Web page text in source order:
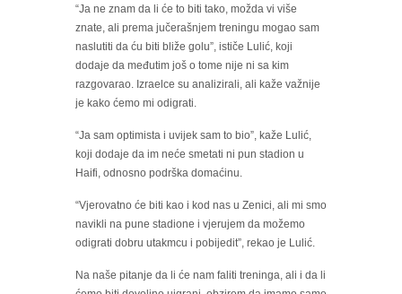
“Ja ne znam da li će to biti tako, možda vi više
znate, ali prema jučerašnjem treningu mogao sam
naslutiti da ću biti bliže golu”, ističe Lulić, koji
dodaje da međutim još o tome nije ni sa kim
razgovarao. Izraelce su analizirali, ali kaže važnije
je kako ćemo mi odigrati.
“Ja sam optimista i uvijek sam to bio”, kaže Lulić,
koji dodaje da im neće smetati ni pun stadion u
Haifi, odnosno podrška domaćinu.
“Vjerovatno će biti kao i kod nas u Zenici, ali mi smo
navikli na pune stadione i vjerujem da možemo
odigrati dobru utakmcu i pobijedit”, rekao je Lulić.
Na naše pitanje da li će nam faliti treninga, ali i da li